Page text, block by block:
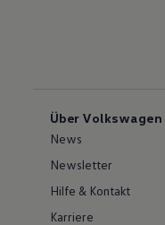
Über Volkswagen
News
Newsletter
Hilfe & Kontakt
Karriere